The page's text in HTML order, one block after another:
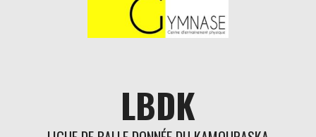
LBDK